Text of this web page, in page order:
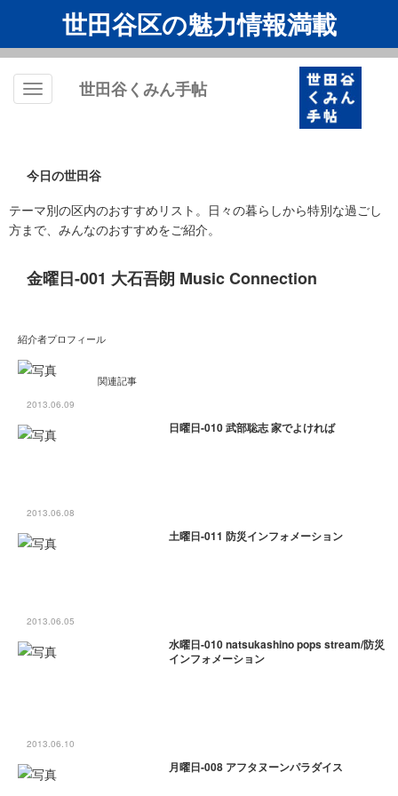
世田谷区の魅力情報満載
Toggle
世田谷くみん手帖
今日の世田谷
テーマ別の区内のおすすめリスト。日々の暮らしから特別な過ごし
方まで、みんなのおすすめをご紹介。
金曜日-001 大石吾朗 Music Connection
紹介者プロフィール
関連記事
2013.06.09
日曜日-010 武部聡志 家でよければ
2013.06.08
土曜日-011 防災インフォメーション
2013.06.05
水曜日-010 natsukashino pops stream/防災
インフォメーション
2013.06.10
月曜日-008 アフタヌーンパラダイス